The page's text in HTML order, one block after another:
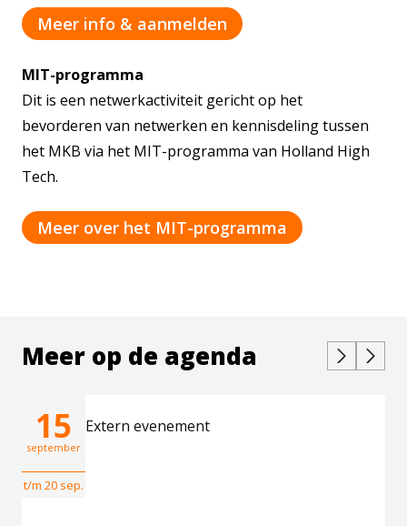
Meer info & aanmelden
MIT-programma
Dit is een netwerkactiviteit gericht op het
bevorderen van netwerken en kennisdeling tussen
het MKB via het MIT-programma van Holland High
Tech.
Meer over het MIT-programma
Meer op de agenda
15
september
t/m 20 sep.
Extern evenement